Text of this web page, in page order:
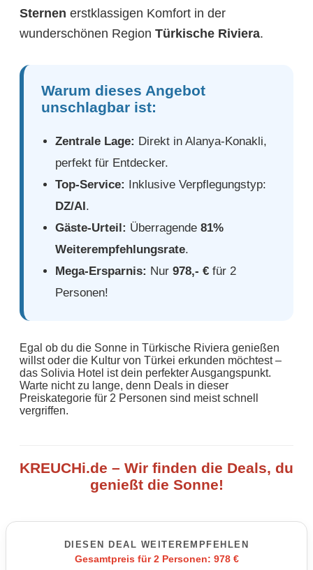
Sternen erstklassigen Komfort in der
wunderschönen Region Türkische Riviera.
Warum dieses Angebot
unschlagbar ist:
Zentrale Lage: Direkt in Alanya-Konakli,
perfekt für Entdecker.
Top-Service: Inklusive Verpflegungstyp:
DZ/AI.
Gäste-Urteil: Überragende 81%
Weiterempfehlungsrate.
Mega-Ersparnis: Nur 978,- € für 2
Personen!
Egal ob du die Sonne in Türkische Riviera genießen
willst oder die Kultur von Türkei erkunden möchtest –
das Solivia Hotel ist dein perfekter Ausgangspunkt.
Warte nicht zu lange, denn Deals in dieser
Preiskategorie für 2 Personen sind meist schnell
vergriffen.
KREUCHi.de – Wir finden die Deals, du
genießt die Sonne!
DIESEN DEAL WEITEREMPFEHLEN
Gesamtpreis für 2 Personen: 978 €